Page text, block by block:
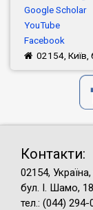
Google Scholar
YouTube
Facebook
02154, Київ,
Контакти:
02154,
бул. І. Шамо,
тел.: (044)